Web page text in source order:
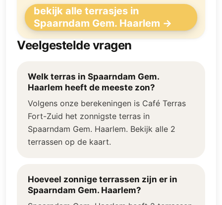
bekijk alle terrasjes in
Spaarndam Gem. Haarlem →
Veelgestelde vragen
Welk terras in Spaarndam Gem.
Haarlem heeft de meeste zon?
Volgens onze berekeningen is Café Terras
Fort-Zuid het zonnigste terras in
Spaarndam Gem. Haarlem. Bekijk alle 2
terrassen op de kaart.
Hoeveel zonnige terrassen zijn er in
Spaarndam Gem. Haarlem?